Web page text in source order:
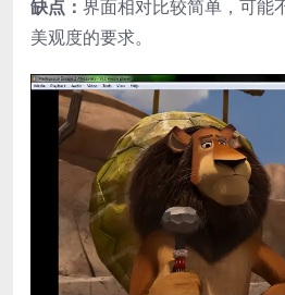
缺点： 界面相对比较简单，可能
美观度的要求。